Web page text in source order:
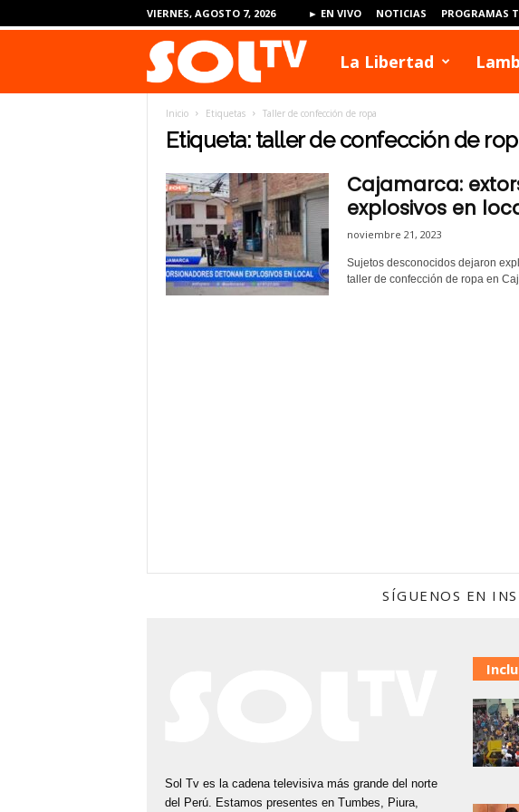
VIERNES, AGOSTO 7, 2026 ► EN VIVO NOTICIAS PROGRAMAS
L
La Libertad
Inicio Etiquetas Taller de confección de ropa
Etiqueta: taller de confección de
Cajamarca:
explosivos en
noviembre 21, 2023
Sujetos desconocidos dejaron
taller de confección de ropa en
SÍGUENOS EN
Sol Tv es la cadena televisiva más grande del norte
del Perú. Estamos presentes en Tumbes, Piura,